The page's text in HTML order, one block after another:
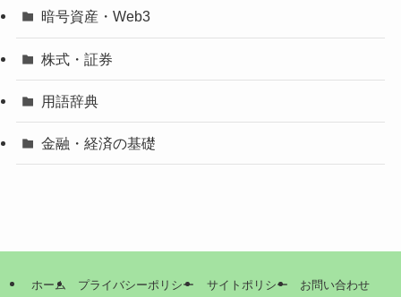
暗号資産・Web3
株式・証券
用語辞典
金融・経済の基礎
ホーム プライバシーポリシー サイトポリシー お問い合わせ